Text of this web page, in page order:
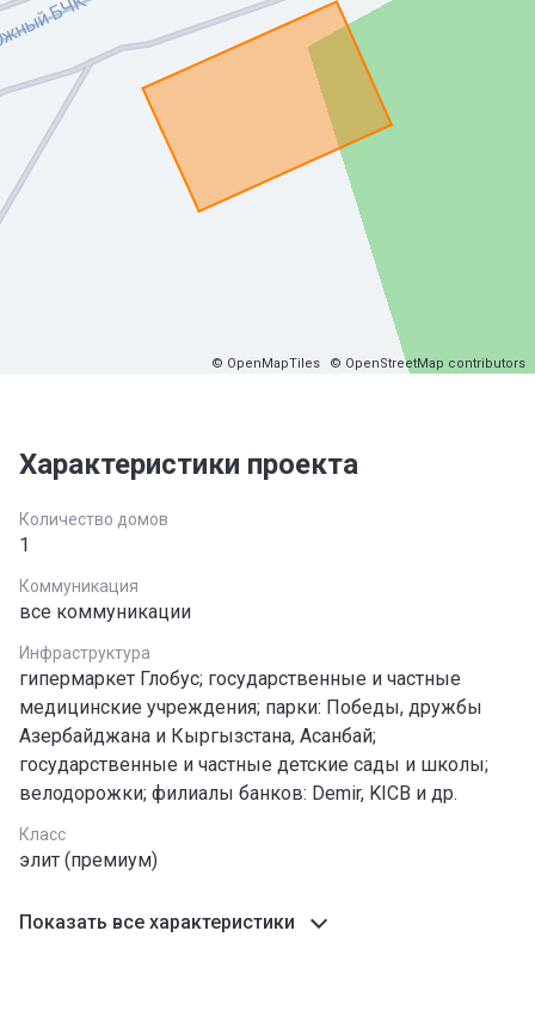
© OpenMapTiles © OpenStreetMap contributors
Характеристики проекта
Количество домов
1
Коммуникация
все коммуникации
Инфраструктура
гипермаркет Глобус; государственные и частные
медицинские учреждения; парки: Победы, дружбы
Азербайджана и Кыргызстана, Асанбай;
государственные и частные детские сады и школы;
велодорожки; филиалы банков: Demir, KICB и др.
Класс
элит (премиум)
Показать все характеристики